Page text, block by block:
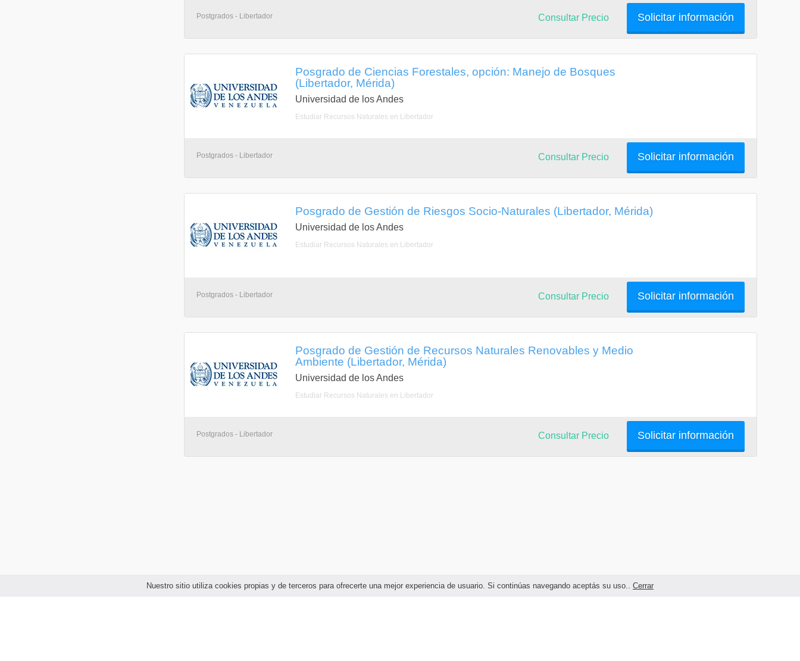
Nuestro sitio utiliza cookies propias y de terceros para ofrecerte una mejor experiencia de usuario. Si continúas navegando aceptás su uso.. Cerrar
Postgrados - Libertador Solicitar información
Consultar Precio
Posgrado de Ciencias Forestales, opción: Manejo de Bosques
(Libertador, Mérida)
Universidad de los Andes
Estudiar Recursos Naturales en Libertador
Postgrados - Libertador Solicitar información
Consultar Precio
Posgrado de Gestión de Riesgos Socio-Naturales (Libertador, Mérida)
Universidad de los Andes
Estudiar Recursos Naturales en Libertador
Postgrados - Libertador Solicitar información
Consultar Precio
Posgrado de Gestión de Recursos Naturales Renovables y Medio
Ambiente (Libertador, Mérida)
Universidad de los Andes
Estudiar Recursos Naturales en Libertador
Postgrados - Libertador Solicitar información
Consultar Precio